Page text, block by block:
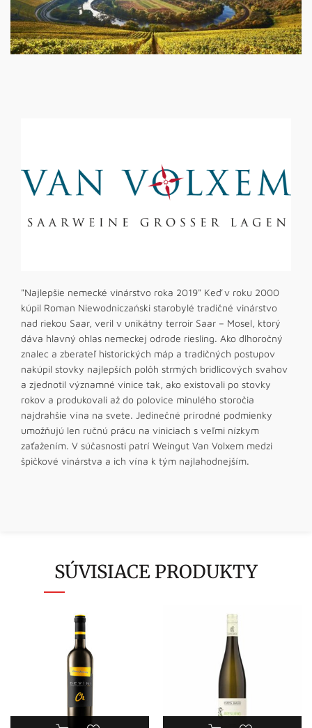
"Najlepšie nemecké vinárstvo roka 2019" Keď v roku 2000
kúpil Roman Niewodniczański starobylé tradičné vinárstvo
nad riekou Saar, veril v unikátny terroir Saar – Mosel, ktorý
dáva hlavný ohlas nemeckej odrode riesling. Ako dlhoročný
znalec a zberateľ historických máp a tradičných postupov
nakúpil stovky najlepších polôh strmých bridlicových svahov
a zjednotil významné vinice tak, ako existovali po stovky
rokov a produkovali až do polovice minulého storočia
najdrahšie vína na svete. Jedinečné prírodné podmienky
umožňujú len ručnú prácu na viniciach s veľmi nízkym
zaťažením. V súčasnosti patrí Weingut Van Volxem medzi
špičkové vinárstva a ich vína k tým najlahodnejším.
SÚVISIACE PRODUKTY